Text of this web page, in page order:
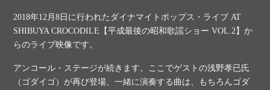
2018年12月8日に行われたダイナマイトポップス・ライブ AT
SHIBUYA CROCODILE【平成最後の昭和歌謡ショー VOL.2】か
らのライブ映像です。
アンコール・ステージが続きます。ここでゲストの浅野孝已氏
（ゴダイゴ）が再び登場、一緒に演奏する曲は、もちろんゴダ